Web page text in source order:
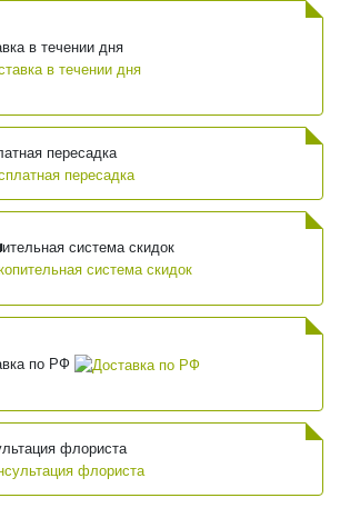
в течении дня
пересадка
система скидок
по РФ
флориста